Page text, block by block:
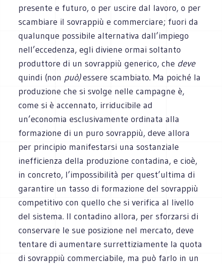
presente e futuro, o per uscire dal lavoro, o per
scambiare il sovrappiù e commerciare; fuori da
qualunque possibile alternativa dall’impiego
nell’eccedenza, egli diviene ormai soltanto
produttore di un sovrappiù generico, che deve
quindi (non può)essere scambiato. Ma poiché la
produzione che si svolge nelle campagne è,
come si è accennato, irriducibile ad
un’economia esclusivamente ordinata alla
formazione di un puro sovrappiù, deve allora
per principio manifestarsi una sostanziale
inefficienza della produzione contadina, e cioè,
in concreto, l’impossibilità per quest’ultima di
garantire un tasso di formazione del sovrappiù
competitivo con quello che si verifica al livello
del sistema. Il contadino allora, per sforzarsi di
conservare le sue posizione nel mercato, deve
tentare di aumentare surrettiziamente la quota
di sovrappiù commerciabile, ma può farlo in un